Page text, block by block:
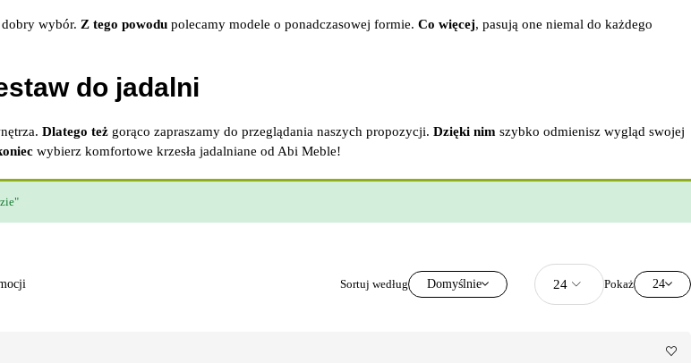
dobry wybór. Z tego powodu polecamy modele o ponadczasowej formie. Co więcej, pasują one niemal do każdego
do jadalni
Dlatego też gorąco zapraszamy do przeglądania naszych propozycji. Dzięki nim szybko odmienisz wygląd swojej
wybierz komfortowe krzesła jadalniane od Abi Meble!
Sortuj według Domyślnie Pokaż 24